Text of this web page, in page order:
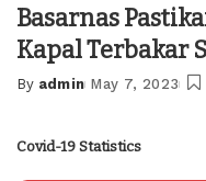
Basarnas
Kapal Terbakar
Posted
By admin May 7, 2023
Covid-19 Statistics